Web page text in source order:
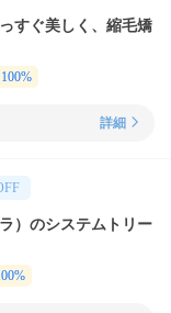
すぐ美しく、縮毛矯
100%
詳細
）のシステムトリー